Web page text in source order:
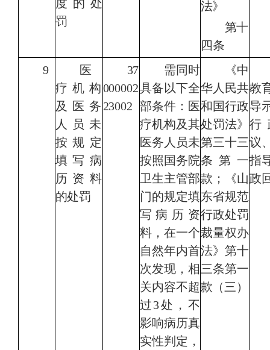
度的处
罚
法》
第十
四条
9
医
疗机构
及医务
人员未
按规定
填写病
历资料
的处罚
37
000002
23002
需同时
具备以下全
部条件：医
疗机构及其
医务人员未
按照国务院
卫生主管部
门的规定填
写病历资
料，在一个
自然年内首
次发现，相
关内容不超
过3处 ，不
影响病历真
实性判定，
《中
华人民共
和国行政
处罚法》
第三十三
条第一
款；《山
东省规范
行政处罚
裁量权办
法》第十
三条第一
款（三）
教
导
行
议
指
政